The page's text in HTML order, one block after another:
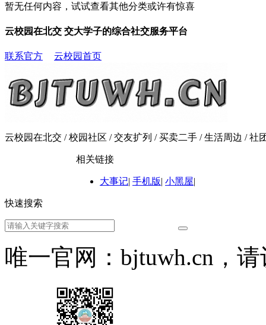
暂无任何内容，试试查看其他分类或许有惊喜
云校园在北交 交大学子的综合社交服务平台
联系官方 云校园首页
云校园在北交 / 校园社区 / 交友扩列 / 买卖二手 / 生活周边 / 社
相关链接
大事记| 手机版| 小黑屋|
快速搜索
唯一官网：bjtuwh.cn，